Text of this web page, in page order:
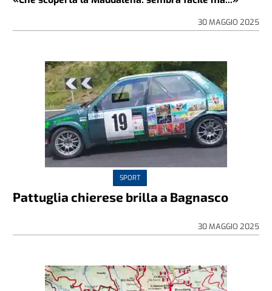
30 MAGGIO 2025
SPORT
Pattuglia chierese brilla a Bagnasco
30 MAGGIO 2025